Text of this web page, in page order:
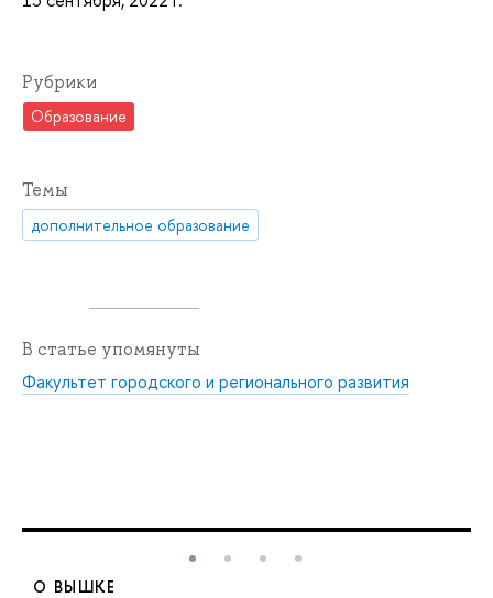
Рубрики
Образование
Темы
дополнительное образование
В статье упомянуты
Факультет городского и регионального развития
О ВЫШКЕ